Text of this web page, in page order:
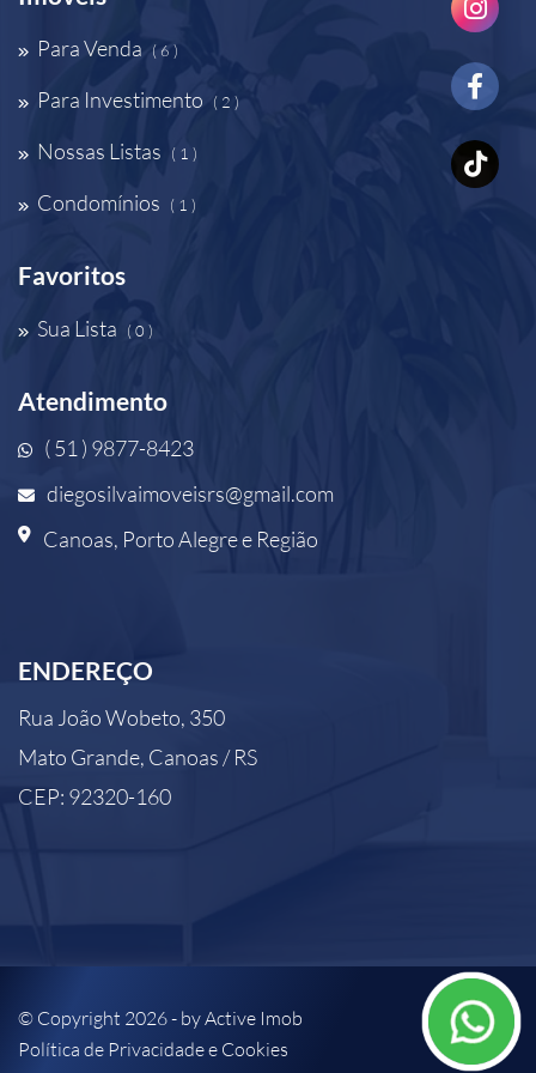
Para Venda ( 6 )
Para Investimento ( 2 )
Nossas Listas ( 1 )
Condomínios ( 1 )
Favoritos
Sua Lista ( 0 )
Atendimento
( 51 ) 9877-8423
diegosilvaimoveisrs@gmail.com
Canoas, Porto Alegre e Região
ENDEREÇO
Rua João Wobeto, 350
Mato Grande, Canoas / RS
CEP: 92320-160
© Copyright 2026 - byActive Imob
Política de Privacidade e Cookies